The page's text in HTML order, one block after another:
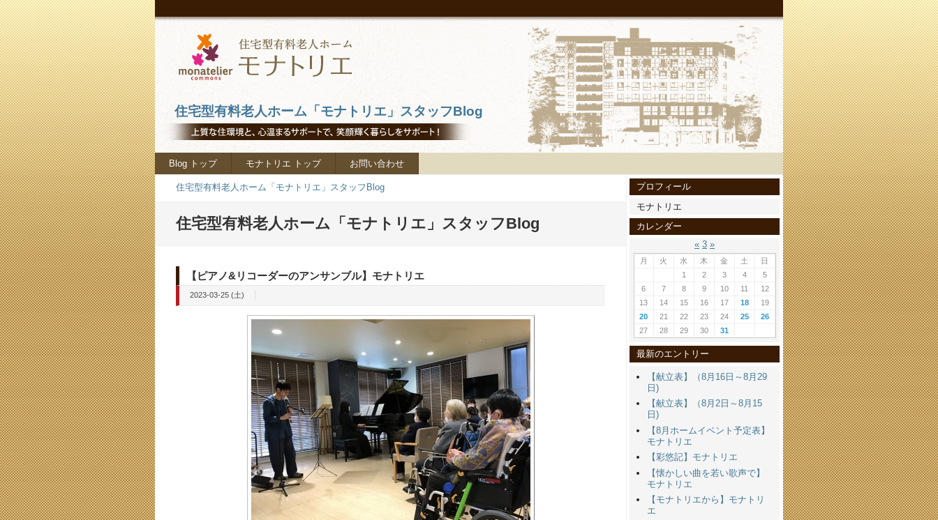
住宅型有料老人ホーム「モナトリエ」スタッフBlog
Blog トップ モナトリエ トップ お問い合わせ
住宅型有料老人ホーム「モナトリエ」スタッフBlog
住宅型有料老人ホーム「モナトリエ」スタッフBlog
【ピアノ&リコーダーのアンサンブル】モナトリエ
2023-03-25 (土)
プロフィール
モナトリエ
カレンダー
« 3 »
月 火 水 木 金 土
日
1
2 3 4
5
6
7 8 9 10 11
12
13
14 15 16 17 18
19
20
21 22 23 24 25
26
27
28 29 30 31
最新のエントリー
【献立表】（8月16日～8月29
日)
【献立表】（8月2日～8月15
日)
【8月ホームイベント予定表】
モナトリエ
【彩悠記】モナトリエ
【懐かしい曲を若い歌声で】
モナトリエ
【モナトリエから】モナトリ
エ